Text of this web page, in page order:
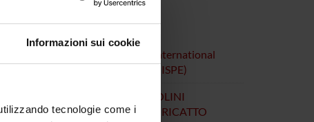
Informazioni sui cookie
tecnologie come i
42esimo Congresso Annuale dell’International
Society of Pharmacoepidemiology (ISPE)
CHE COS'È QUESTO GOLPE PASOLINI
DELLE STRAGI E DEL RICATTO